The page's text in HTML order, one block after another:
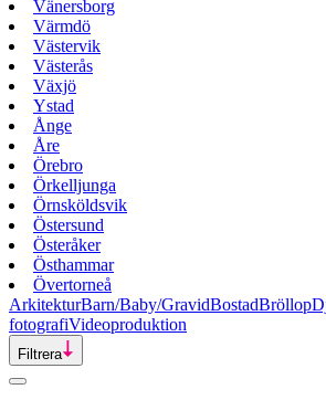
Vänersborg
Värmdö
Västervik
Västerås
Växjö
Ystad
Ånge
Åre
Örebro
Örkelljunga
Örnsköldsvik
Östersund
Österåker
Östhammar
Övertorneå
ArkitekturBarn/Baby/GravidBostadBröllop
fotografiVideoproduktion
Filtrera